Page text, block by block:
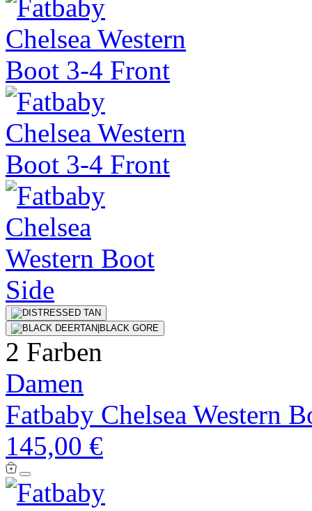
2 Farben
Damen
Fatbaby Chelsea Western
145,00 €